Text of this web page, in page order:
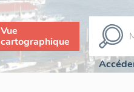
Vue
cartographique